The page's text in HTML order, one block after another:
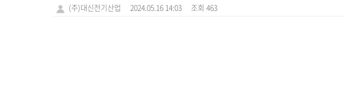
(주)대신전기산업 2024.05.16 14:03 조회 463